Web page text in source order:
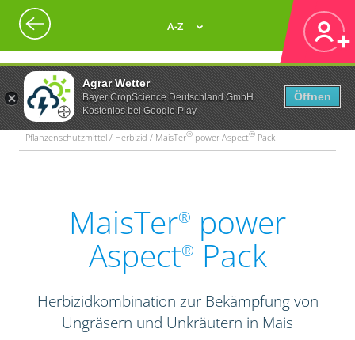
Agrar Wetter
Bayer CropScience Deutschland GmbH
Kostenlos bei Google Play
Öffnen
A-Z
Pflanzenschutzmittel / Herbizid / MaisTer® power Aspect® Pack
MaisTer® power
Aspect® Pack
Herbizidkombination zur Bekämpfung von
Ungräsern und Unkräutern in Mais